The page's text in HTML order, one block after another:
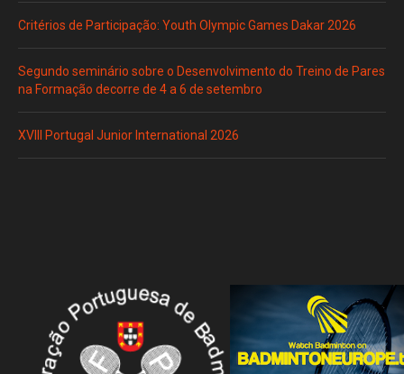
Critérios de Participação: Youth Olympic Games Dakar 2026
Segundo seminário sobre o Desenvolvimento do Treino de Pares
na Formação decorre de 4 a 6 de setembro
XVIII Portugal Junior International 2026